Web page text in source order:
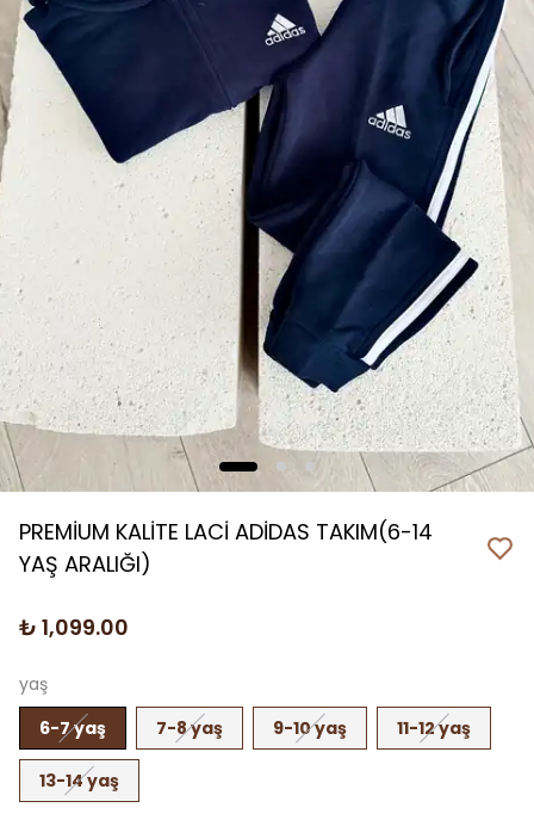
PREMİUM KALİTE LACİ ADİDAS TAKIM(6-14
YAŞ ARALIĞI)
₺ 1,099.00
yaş
6-7 yaş
7-8 yaş 9-10 yaş 11-12 yaş
13-14 yaş